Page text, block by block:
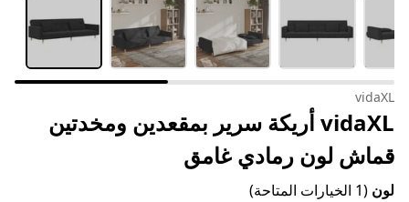
vidaXL
vidaXL أريكة سرير بمقعدين ومخدتين
قماش لون رمادي غامق
لون (1 الخيارات المتاحة)